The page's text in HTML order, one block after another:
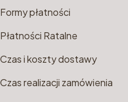
Formy płatności
Płatności Ratalne
Czas i koszty dostawy
Czas realizacji zamówienia